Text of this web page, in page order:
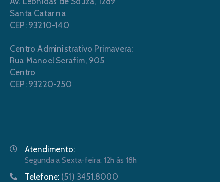
Santa Catarina
CEP: 93210-140
Centro Administrativo Primavera:
Rua Manoel Serafim, 905
Centro
CEP: 93220-250
Atendimento:
Segunda a Sexta-feira: 12h às 18h
Telefone: (51) 3451.8000